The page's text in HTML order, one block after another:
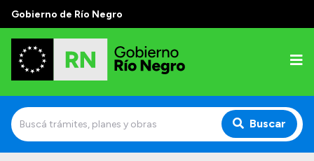
Gobierno de Río Negro
Buscar